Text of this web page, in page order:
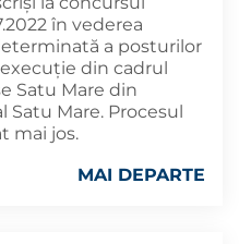
în vederea
a posturilor
din cadrul
Satu Mare din
Mare. Procesul
mai jos.
MAI DEPARTE